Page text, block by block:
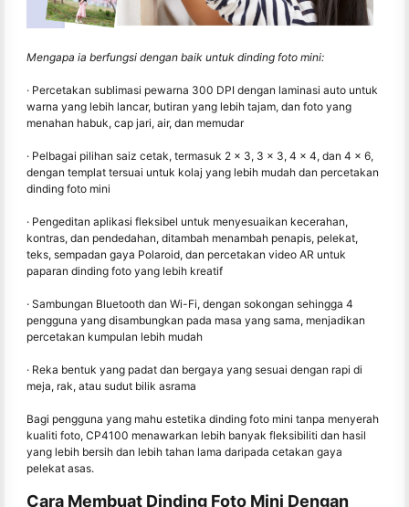
Mengapa ia berfungsi dengan baik untuk dinding foto mini:
· Percetakan sublimasi pewarna 300 DPI dengan laminasi auto untuk
warna yang lebih lancar, butiran yang lebih tajam, dan foto yang
menahan habuk, cap jari, air, dan memudar
· Pelbagai pilihan saiz cetak, termasuk 2 × 3, 3 × 3, 4 × 4, dan 4 × 6,
dengan templat tersuai untuk kolaj yang lebih mudah dan percetakan
dinding foto mini
· Pengeditan aplikasi fleksibel untuk menyesuaikan kecerahan,
kontras, dan pendedahan, ditambah menambah penapis, pelekat,
teks, sempadan gaya Polaroid, dan percetakan video AR untuk
paparan dinding foto yang lebih kreatif
· Sambungan Bluetooth dan Wi-Fi, dengan sokongan sehingga 4
pengguna yang disambungkan pada masa yang sama, menjadikan
percetakan kumpulan lebih mudah
· Reka bentuk yang padat dan bergaya yang sesuai dengan rapi di
meja, rak, atau sudut bilik asrama
Bagi pengguna yang mahu estetika dinding foto mini tanpa menyerah
kualiti foto, CP4100 menawarkan lebih banyak fleksibiliti dan hasil
yang lebih bersih dan lebih tahan lama daripada cetakan gaya
pelekat asas.
Cara Membuat Dinding Foto Mini Dengan